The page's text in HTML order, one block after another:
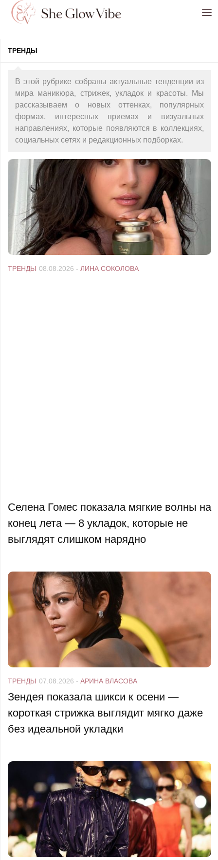
Перейти к содержимому
ТРЕНДЫ
В этой рубрике собраны актуальные тенденции из
мира маникюра, стрижек, укладок и красоты. Мы
рассказываем о новых оттенках, популярных
формах, интересных приемах и визуальных
направлениях, которые появляются в коллекциях,
социальных сетях и редакционных подборках.
ТРЕНДЫ 08.08.2026 - ЛИНА СОКОЛОВА
Селена Гомес показала мягкие волны на
конец лета — 8 укладок, которые не
выглядят слишком нарядно
ТРЕНДЫ 07.08.2026 - АРИНА ВЛАСОВА
Зендея показала шикси к осени —
короткая стрижка выглядит мягко даже
без идеальной укладки